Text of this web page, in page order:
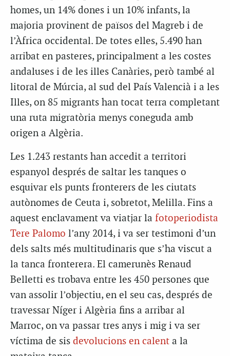
homes, un 14% dones i un 10% infants, la
majoria provinent de països del Magreb i de
l’Àfrica occidental. De totes elles, 5.490 han
arribat en pasteres, principalment a les costes
andaluses i de les illes Canàries, però també al
litoral de Múrcia, al sud del País Valencià i a les
Illes, on 85 migrants han tocat terra completant
una ruta migratòria menys coneguda amb
origen a Algèria.
Les 1.243 restants han accedit a territori
espanyol després de saltar les tanques o
esquivar els punts fronterers de les ciutats
autònomes de Ceuta i, sobretot, Melilla. Fins a
aquest enclavament va viatjar la fotoperiodista
Tere Palomo l’any 2014, i va ser testimoni d’un
dels salts més multitudinaris que s’ha viscut a
la tanca fronterera. El camerunès Renaud
Belletti es trobava entre les 450 persones que
van assolir l’objectiu, en el seu cas, després de
travessar Níger i Algèria fins a arribar al
Marroc, on va passar tres anys i mig i va ser
víctima de sis devolucions en calent a la